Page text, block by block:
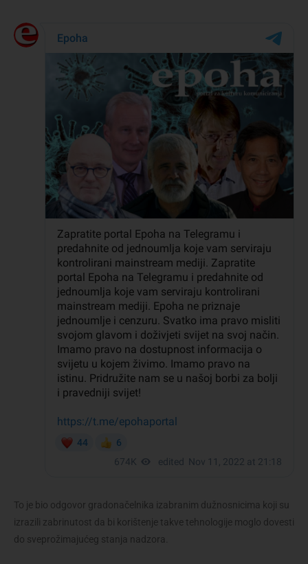
To je bio odgovor gradonačelnika izabranim dužnosnicima koji su
izrazili zabrinutost da bi korištenje takve tehnologije moglo dovesti
do sveprožimajućeg stanja nadzora.